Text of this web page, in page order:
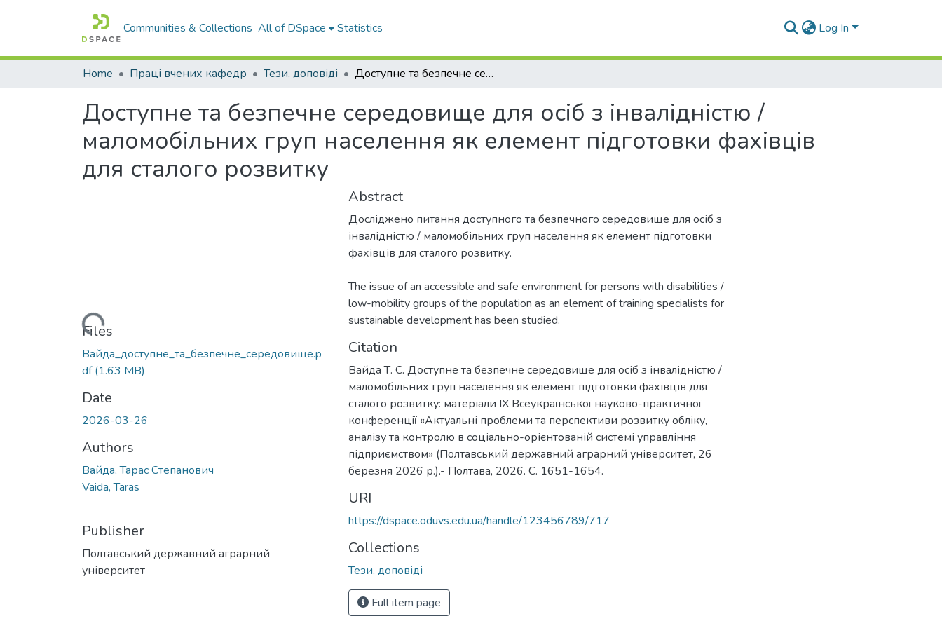
Communities & Collections All of DSpace Statistics Log In
Home Праці вчених кафедр Тези, доповіді Доступне та безпечне середовище для осіб з інвалідністю / маломобільних груп населення як елемент підготовки фахівців для сталого розвитку
Доступне та безпечне середовище для осіб з інвалідністю /
маломобільних груп населення як елемент підготовки фахівців
для сталого розвитку
Loading...
Files
Вайда_доступне_та_безпечне_середовище.p
df(1.63 MB)
Date
2026-03-26
Authors
Вайда, Тарас Степанович
Vaida, Taras
Publisher
Полтавський державний аграрний
університет
Abstract
Досліджено питання доступного та безпечного середовище для осіб з
інвалідністю / маломобільних груп населення як елемент підготовки
фахівців для сталого розвитку.
The issue of an accessible and safe environment for persons with disabilities /
low-mobility groups of the population as an element of training specialists for
sustainable development has been studied.
Citation
Вайда Т. С. Доступне та безпечне середовище для осіб з інвалідністю /
маломобільних груп населення як елемент підготовки фахівців для
сталого розвитку: матеріали ІХ Всеукраїнської науково-практичної
конференції «Актуальні проблеми та перспективи розвитку обліку,
аналізу та контролю в соціально-орієнтованій системі управління
підприємством» (Полтавський державний аграрний університет, 26
березня 2026 р.).- Полтава, 2026. С. 1651-1654.
URI
https://dspace.oduvs.edu.ua/handle/123456789/717
Collections
Тези, доповіді
Full item page